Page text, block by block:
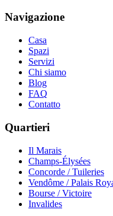
Navigazione
Casa
Spazi
Servizi
Chi siamo
Blog
FAQ
Contatto
Quartieri
Il Marais
Champs-Élysées
Concorde / Tuileries
Vendôme / Palais
Bourse / Victoire
Invalides